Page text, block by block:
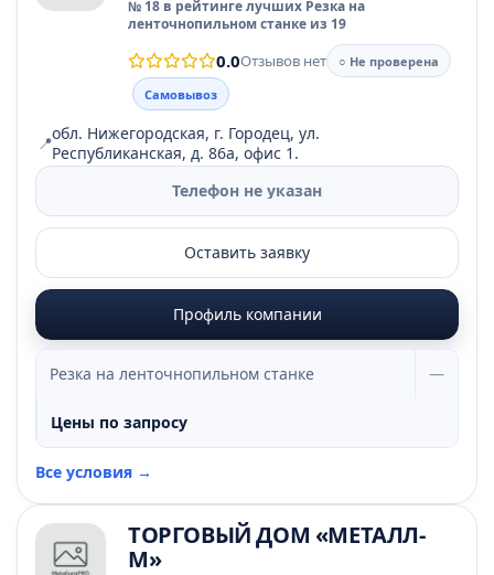
№ 18 в рейтинге лучших Резка на
ленточнопильном станке из 19
0.0Отзывов нет
○ Не проверена
Самовывоз
📍обл. Нижегородская, г. Городец, ул.
Республиканская, д. 86а, офис 1.
Телефон не указан
Оставить заявку
Профиль компании
Резка на ленточнопильном станке —
Цены по запросу
Все условия →
ТОРГОВЫЙ ДОМ «МЕТАЛЛ-
М»